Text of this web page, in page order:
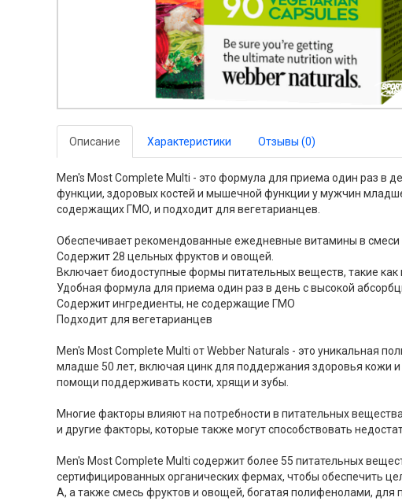
Описание Характеристики Отзывы (0)
Men's Most Complete Multi - это формула для приема один раз
функции, здоровых костей и мышечной функции у мужчин
содержащих ГМО, и подходит для вегетарианцев.
Обеспечивает рекомендованные ежедневные витамины в смеси
Содержит 28 цельных фруктов и овощей.
Включает биодоступные формы питательных веществ, такие как
Удобная формула для приема один раз в день с высокой
Содержит ингредиенты, не содержащие ГМО
Подходит для вегетарианцев
Men's Most Complete Multi от Webber Naturals - это
младше 50 лет, включая цинк для поддержания здоровья кожи
помощи поддерживать кости, хрящи и зубы.
Многие факторы влияют на потребности в питательных
и другие факторы, которые также могут способствовать
Men's Most Complete Multi содержит более 55 питательных
сертифицированных органических фермах, чтобы обеспечить
A, а также смесь фруктов и овощей, богатая полифенолами, для